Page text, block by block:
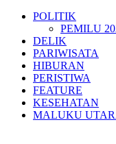
POLITIK
PEMILU
DELIK
PARIWISATA
HIBURAN
PERISTIWA
FEATURE
KESEHATAN
MALUKU